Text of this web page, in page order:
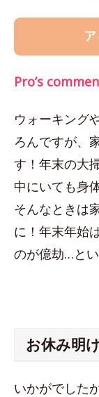
Pro’s
ウォーキング
ろんですが、
す！年末の大
中にいても身
そんなときは
に！年末年始
のが億劫…とい
お休み明
いかがでした